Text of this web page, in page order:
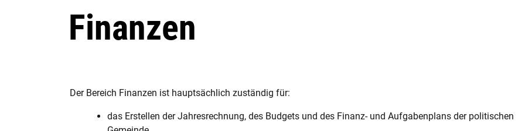
Finanzen
Der Bereich Finanzen ist hauptsächlich zuständig für:
das Erstellen der Jahresrechnung, des Budgets und des Finanz- und Aufgabenplans der politischen
Zugehörige Objekte